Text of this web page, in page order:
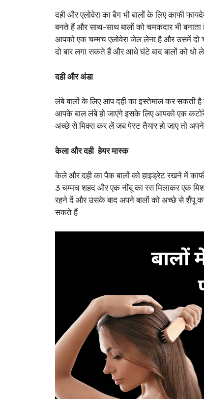
दही और एलोवेरा का बैग भी बालों के लिए काफी
बनते हैं और साथ-साथ बालों को चमकदार भी बनाता
आपको एक चम्मच एलोवेरा जेल लेना है और उसमें दो
दो बार लगा सकते हैं और आधे घंटे बाद बालों को धो ले|
दही और अंडा
लंबे बालों के लिए आप दही का इस्तेमाल कर सकती है
आपके बाल लंबे हो जाएंगे इसके लिए आपको एक
अच्छे से मिक्स कर लें जब पेस्ट तैयार हो जाए तो
केला और दही हेयर मास्क
केले और दही का पैक बालों को हाइड्रेट रखने में
3 चम्मच शहद और एक नींबू का रस मिलाकर एक
रहने दें और उसके बाद अपने बालों को अच्छे से शैंपू
सकते हैं